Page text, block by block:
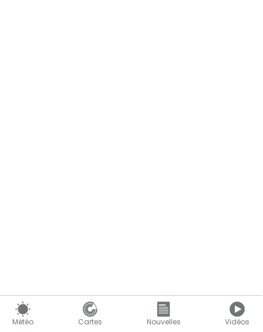
Météo Cartes Nouvelles Vidéos
Le contenu continue ci-dessous